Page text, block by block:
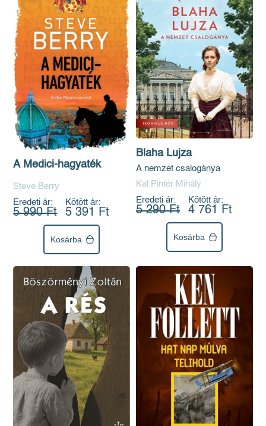
A Medici-hagyaték
Steve Berry
Eredeti ár:
5 990 Ft
Kötött ár:
5 391 Ft
Kosárba
Blaha Lujza
A nemzet csalogánya
Kal Pintér Mihály
Eredeti ár:
5 290 Ft
Kötött ár:
4 761 Ft
Kosárba